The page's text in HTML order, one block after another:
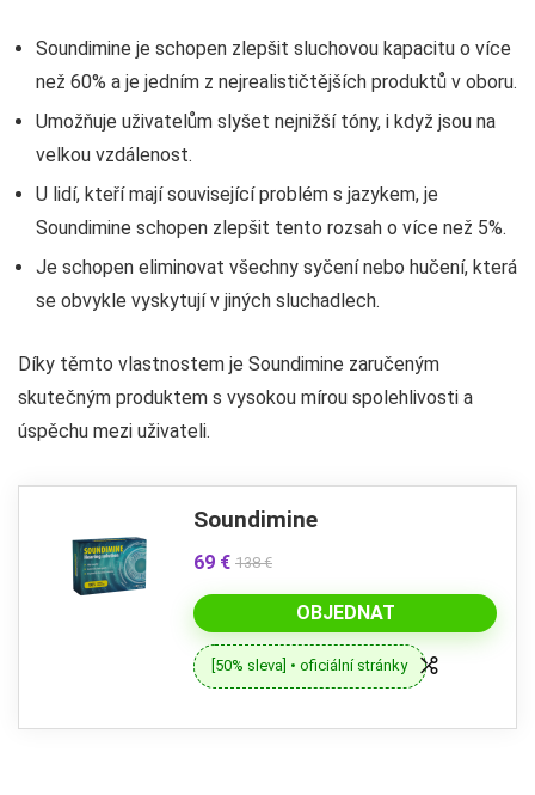
Soundimine je schopen zlepšit sluchovou kapacitu o více
než 60% a je jedním z nejrealističtějších produktů v oboru.
Umožňuje uživatelům slyšet nejnižší tóny, i když jsou na
velkou vzdálenost.
U lidí, kteří mají související problém s jazykem, je
Soundimine schopen zlepšit tento rozsah o více než 5%.
Je schopen eliminovat všechny syčení nebo hučení, která
se obvykle vyskytují v jiných sluchadlech.
Díky těmto vlastnostem je Soundimine zaručeným
skutečným produktem s vysokou mírou spolehlivosti a
úspěchu mezi uživateli.
Soundimine
69 € 138 €
OBJEDNAT
[50% sleva] • oficiální stránky